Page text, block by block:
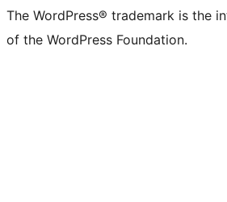
The WordPress® trademark is the
of the WordPress Foundation.